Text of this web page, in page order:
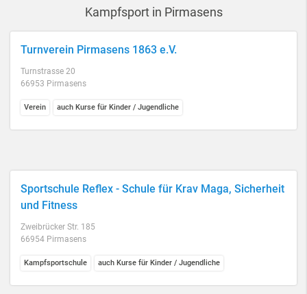
Kampfsport in Pirmasens
Turnverein Pirmasens 1863 e.V.
Turnstrasse 20
66953 Pirmasens
Verein auch Kurse für Kinder / Jugendliche
Sportschule Reflex - Schule für Krav Maga, Sicherheit
und Fitness
Zweibrücker Str. 185
66954 Pirmasens
Kampfsportschule auch Kurse für Kinder / Jugendliche